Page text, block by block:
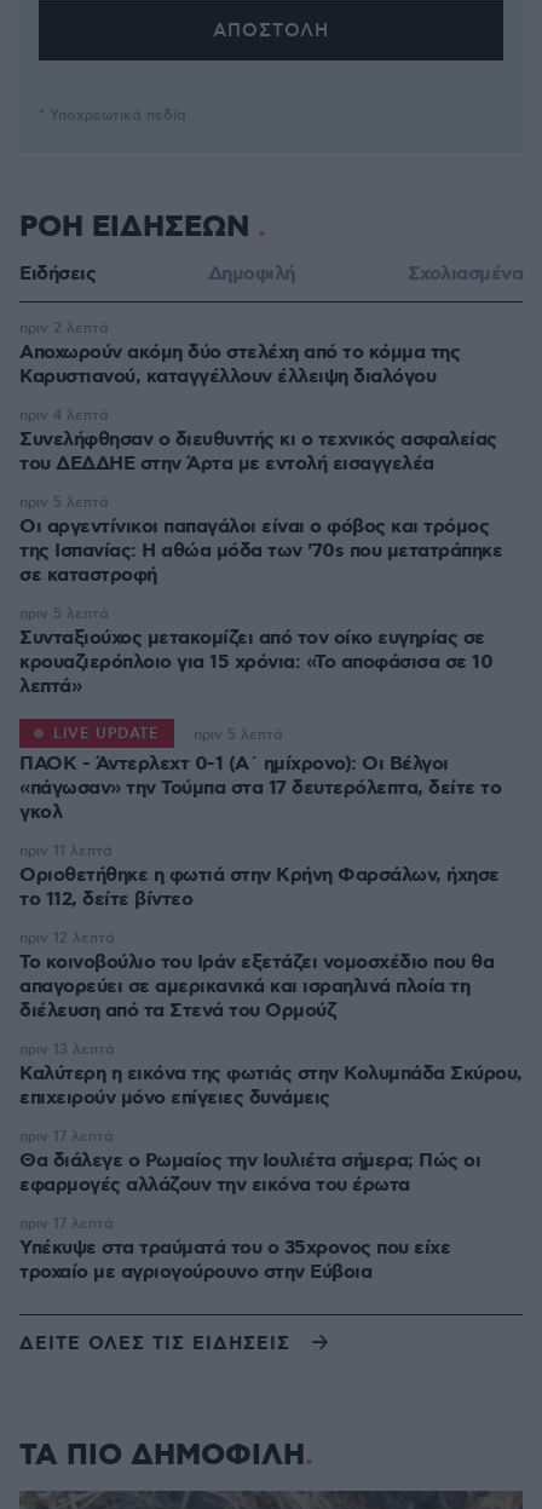
* Υποχρεωτικά πεδία
ΡΟΗ ΕΙΔΗΣΕΩΝ
Ειδήσεις Δημοφιλή Σχολιασμένα
Αποχωρούν ακόμη δύο στελέχη από το κόμμα της
Καρυστιανού, καταγγέλλουν έλλειψη διαλόγου
πριν 2 λεπτά
Συνελήφθησαν ο διευθυντής κι ο τεχνικός ασφαλείας
του ΔΕΔΔΗΕ στην Άρτα με εντολή εισαγγελέα
πριν 4 λεπτά
Οι αργεντίνικοι παπαγάλοι είναι ο φόβος και τρόμος
της Ισπανίας: Η αθώα μόδα των '70s που μετατράπηκε
σε καταστροφή
πριν 5 λεπτά
Συνταξιούχος μετακομίζει από τον οίκο ευγηρίας σε
κρουαζιερόπλοιο για 15 χρόνια: «Το αποφάσισα σε 10
λεπτά»
πριν 5 λεπτά
ΠΑΟΚ - Άντερλεχτ 0-1 (Α΄ ημίχρονο): Οι Βέλγοι
«πάγωσαν» την Τούμπα στα 17 δευτερόλεπτα, δείτε το
γκολ
LIVE UPDATE πριν 5 λεπτά
Οριοθετήθηκε η φωτιά στην Κρήνη Φαρσάλων, ήχησε
το 112, δείτε βίντεο
πριν 11 λεπτά
Το κοινοβούλιο του Ιράν εξετάζει νομοσχέδιο που θα
απαγορεύει σε αμερικανικά και ισραηλινά πλοία τη
διέλευση από τα Στενά του Ορμούζ
πριν 12 λεπτά
Καλύτερη η εικόνα της φωτιάς στην Κολυμπάδα Σκύρου,
επιχειρούν μόνο επίγειες δυνάμεις
πριν 13 λεπτά
Θα διάλεγε ο Ρωμαίος την Ιουλιέτα σήμερα; Πώς οι
εφαρμογές αλλάζουν την εικόνα του έρωτα
πριν 17 λεπτά
Υπέκυψε στα τραύματά του ο 35χρονος που είχε
τροχαίο με αγριογούρουνο στην Εύβοια
πριν 17 λεπτά
ΔΕΙΤΕ ΟΛΕΣ ΤΙΣ ΕΙΔΗΣΕΙΣ
ΤΑ ΠΙΟ ΔΗΜΟΦΙΛΗ